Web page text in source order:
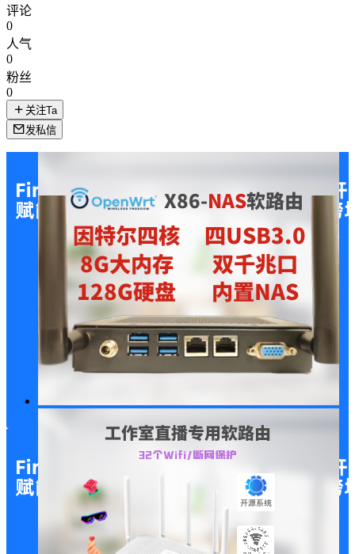
评论
0
人气
0
粉丝
0
关注Ta
发私信